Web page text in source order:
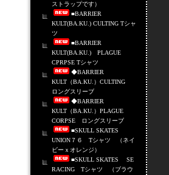
ストラップです）
■BARRIER
KULT(BA.KU.) CULTING Tシャ
ツ
■BARRIER
KULT(BA.KU.) PLAGUE
CPRPSE Tシャツ
◆BARRIER
KULT（BA.KU.）CULTING
ロングスリーブ
◆BARRIER
KULT（BA.KU.）PLAGUE
CORPSE ロングスリーブ
■SKULL SKATES
UNION７６ Tシャツ （ネイ
ビーｘオレンジ）
■SKULL SKATES SE
RACING Tシャツ （ブラウ